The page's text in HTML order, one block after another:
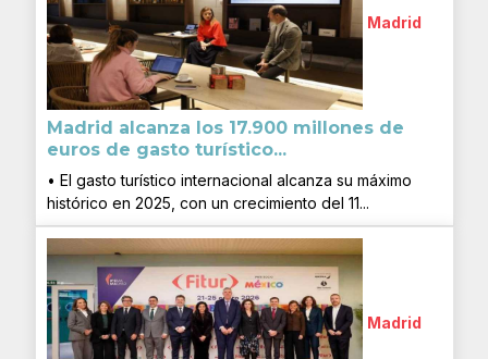
Madrid
Madrid alcanza los 17.900 millones de
euros de gasto turístico...
• El gasto turístico internacional alcanza su máximo
histórico en 2025, con un crecimiento del 11...
Madrid